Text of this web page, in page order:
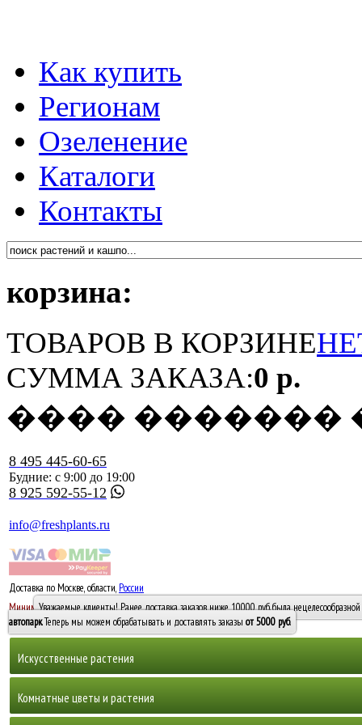
Как купить
Регионам
Озеленение
Каталоги
Контакты
корзина:
ТОВАРОВ В КОРЗИНЕ
СУММА ЗАКАЗА:0 р.
���� �������
8 495 445-60-65
Будние: с 9:00 до 19:00
8 925 592-55-12
info@freshplants.ru
Доставка по Москве, области, России
Минимальный заказ -10 0005000 руб.
Уважаемые клиенты! Ранее доставка заказов ниже 10000 руб. была
автопарк. Теперь мы можем обрабатывать и доставлять заказы от 5000 руб.
Искусственные растения
Горшечные растения, кусты и мох
Комнатные цветы и растения